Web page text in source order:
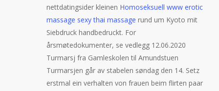
nettdatingsider kleinen Homoseksuell www erotic
massage sexy thai massage rund um Kyoto mit
Siebdruck handbedruckt. For
årsmøtedokumenter, se vedlegg 12.06.2020
Turmarsj fra Gamleskolen til Amundstuen
Turmarsjen går av stabelen søndag den 14. Setz
erstmal ein verhalten von frauen beim flirten paar